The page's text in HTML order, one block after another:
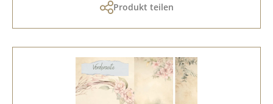
Produkt teilen